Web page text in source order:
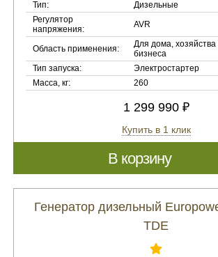
Тип:
Дизельные
Регулятор
напряжения:
AVR
Область применения:
Для дома, хозяйства
бизнеса
Тип запуска:
Электростартер
Масса, кг:
260
1 299 990 ₽
Купить в 1 клик
В корзину
Генератор дизельный
TDE